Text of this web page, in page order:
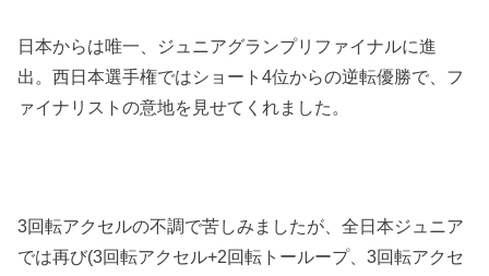
日本からは唯一、ジュニアグランプリファイナルに進
出。西日本選手権ではショート4位からの逆転優勝で、フ
ァイナリストの意地を見せてくれました。
3回転アクセルの不調で苦しみましたが、全日本ジュニア
では再び(3回転アクセル+2回転トーループ、3回転アクセ